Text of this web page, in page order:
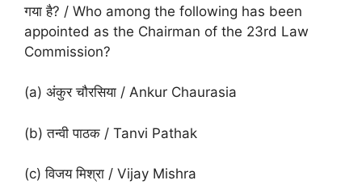
गया है? / Who among the following has been
appointed as the Chairman of the 23rd Law
Commission?
(a) अंकुर चौरसिया / Ankur Chaurasia
(b) तन्वी पाठक / Tanvi Pathak
(c) विजय मिश्रा / Vijay Mishra